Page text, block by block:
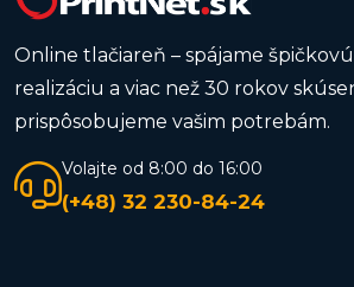
Online tlačiareň – spájame
realizáciu a viac než 30 rokov
prispôsobujeme vašim potrebám.
Volajte od 8:00 do 16:00
(+48) 32 230-84-24